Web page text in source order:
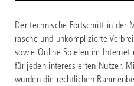
Der technische Fortschritt in der
rasche und unkomplizierte
sowie Online Spielen im
für jeden interessierten Nutzer.
wurden die rechtlichen